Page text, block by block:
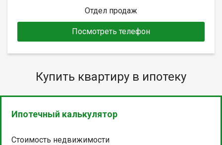
Отдел продаж
Посмотреть телефон
Купить квартиру в ипотеку
Ипотечный калькулятор
Стоимость недвижимости